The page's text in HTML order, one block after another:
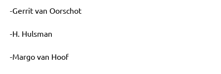
-Gerrit van Oorschot
-H. Hulsman
-Margo van Hoof